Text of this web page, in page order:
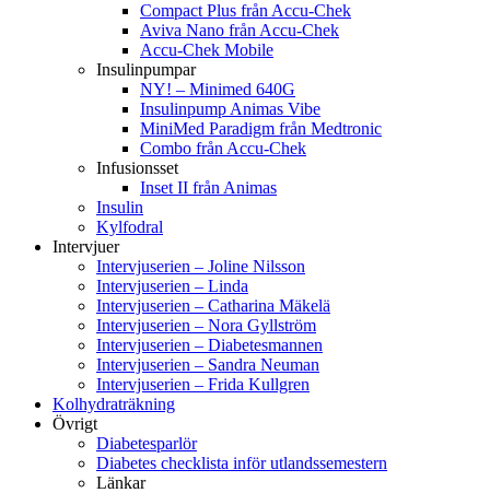
Compact Plus från Accu-Chek
Aviva Nano från Accu-Chek
Accu-Chek Mobile
Insulinpumpar
NY! – Minimed 640G
Insulinpump Animas Vibe
MiniMed Paradigm från Medtronic
Combo från Accu-Chek
Infusionsset
Inset II från Animas
Insulin
Kylfodral
Intervjuer
Intervjuserien – Joline Nilsson
Intervjuserien – Linda
Intervjuserien – Catharina Mäkelä
Intervjuserien – Nora Gyllström
Intervjuserien – Diabetesmannen
Intervjuserien – Sandra Neuman
Intervjuserien – Frida Kullgren
Kolhydraträkning
Övrigt
Diabetesparlör
Diabetes checklista inför utlandssemestern
Länkar